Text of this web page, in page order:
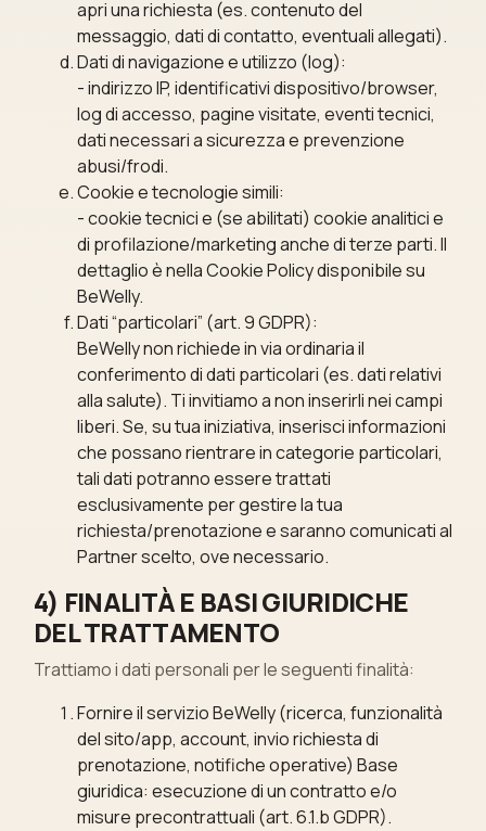
apri una richiesta (es. contenuto del
messaggio, dati di contatto, eventuali allegati).
Dati di navigazione e utilizzo (log):
- indirizzo IP, identificativi dispositivo/browser,
log di accesso, pagine visitate, eventi tecnici,
dati necessari a sicurezza e prevenzione
abusi/frodi.
Cookie e tecnologie simili:
- cookie tecnici e (se abilitati) cookie analitici e
di profilazione/marketing anche di terze parti. Il
dettaglio è nella Cookie Policy disponibile su
BeWelly.
Dati “particolari” (art. 9 GDPR):
BeWelly non richiede in via ordinaria il
conferimento di dati particolari (es. dati relativi
alla salute). Ti invitiamo a non inserirli nei campi
liberi. Se, su tua iniziativa, inserisci informazioni
che possano rientrare in categorie particolari,
tali dati potranno essere trattati
esclusivamente per gestire la tua
richiesta/prenotazione e saranno comunicati al
Partner scelto, ove necessario.
4) FINALITÀ E BASI GIURIDICHE
DEL TRATTAMENTO
Trattiamo i dati personali per le seguenti finalità:
Fornire il servizio BeWelly (ricerca, funzionalità
del sito/app, account, invio richiesta di
prenotazione, notifiche operative) Base
giuridica: esecuzione di un contratto e/o
misure precontrattuali (art. 6.1.b GDPR).